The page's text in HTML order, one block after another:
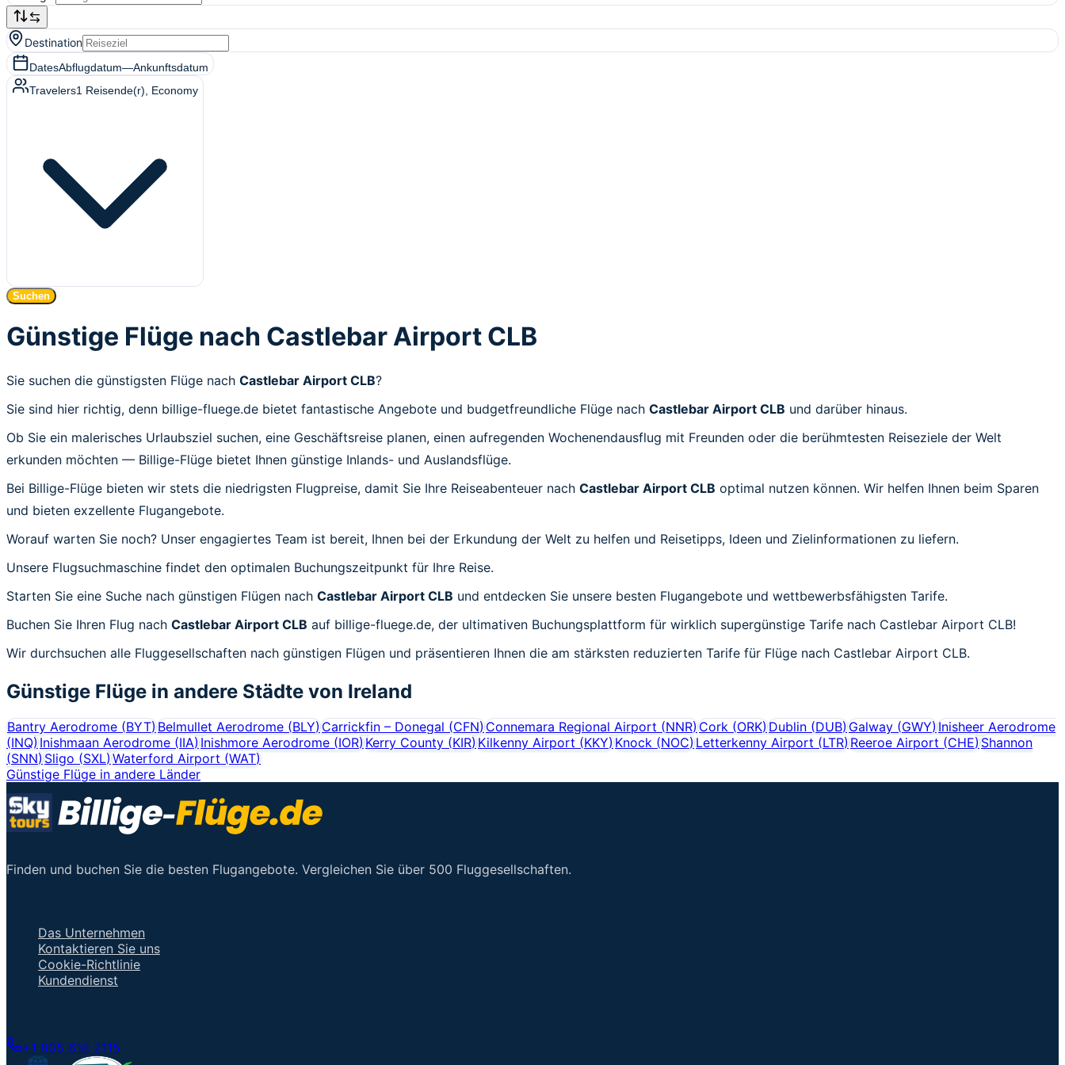
Destination
DatesAbflugdatum—Ankunftsdatum
Travelers1 Reisende(r) , Economy
Suchen
Günstige Flüge nach Castlebar Airport CLB
Sie suchen die günstigsten Flüge nach Castlebar Airport CLB?
Sie sind hier richtig, denn billige-fluege.de bietet fantastische Angebote und budgetfreundliche Flüge nach Castlebar Airport CLB und darüber hinaus.
Ob Sie ein malerisches Urlaubsziel suchen, eine Geschäftsreise planen, einen aufregenden Wochenendausflug mit Freunden oder die berühmtesten Reiseziele der Welt
erkunden möchten — Billige-Flüge bietet Ihnen günstige Inlands- und Auslandsflüge.
Bei Billige-Flüge bieten wir stets die niedrigsten Flugpreise, damit Sie Ihre Reiseabenteuer nach Castlebar Airport CLB optimal nutzen können. Wir helfen Ihnen beim Sparen
und bieten exzellente Flugangebote.
Worauf warten Sie noch? Unser engagiertes Team ist bereit, Ihnen bei der Erkundung der Welt zu helfen und Reisetipps, Ideen und Zielinformationen zu liefern.
Unsere Flugsuchmaschine findet den optimalen Buchungszeitpunkt für Ihre Reise.
Starten Sie eine Suche nach günstigen Flügen nach Castlebar Airport CLB und entdecken Sie unsere besten Flugangebote und wettbewerbsfähigsten Tarife.
Buchen Sie Ihren Flug nach Castlebar Airport CLB auf billige-fluege.de, der ultimativen Buchungsplattform für wirklich supergünstige Tarife nach Castlebar Airport CLB!
Wir durchsuchen alle Fluggesellschaften nach günstigen Flügen und präsentieren Ihnen die am stärksten reduzierten Tarife für Flüge nach Castlebar Airport CLB.
Günstige Flüge in andere Städte von Ireland
Bantry Aerodrome (BYT)Belmullet Aerodrome (BLY)Carrickfin – Donegal (CFN)Connemara Regional Airport (NNR)Cork (ORK)Dublin (DUB)Galway (GWY)Inisheer Aerodrome
(INQ)Inishmaan Aerodrome (IIA) Inishmore Aerodrome (IOR) Kerry County (KIR) Kilkenny Airport (KKY) Knock (NOC)Letterkenny Airport (LTR)Reeroe Airport (CHE) Shannon
(SNN)Sligo (SXL) Waterford Airport (WAT)
Günstige Flüge in andere Länder
Finden und buchen Sie die besten Flugangebote. Vergleichen Sie über 500 Fluggesellschaften.
Das Unternehmen
Kontaktieren Sie uns
Cookie-Richtlinie
Kundendienst
+1 805 618 2115